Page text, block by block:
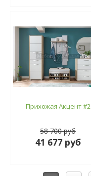
Прихожая Акцент #2
58 700 руб
41 677 руб